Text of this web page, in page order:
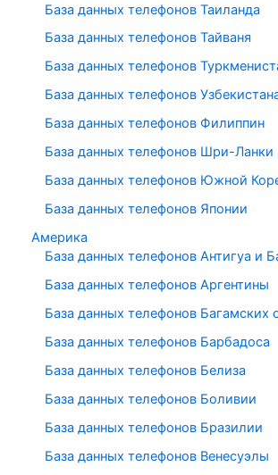
База данных телефонов Таиланда
База данных телефонов Тайваня
База данных телефонов
База данных телефонов
База данных телефонов Филиппин
База данных телефонов Шри-Ланки
База данных телефонов Южной
База данных телефонов Японии
Америка
База данных телефонов Антигуа и
База данных телефонов Аргентины
База данных телефонов Багамских
База данных телефонов Барбадоса
База данных телефонов Белиза
База данных телефонов Боливии
База данных телефонов Бразилии
База данных телефонов Венесуэлы